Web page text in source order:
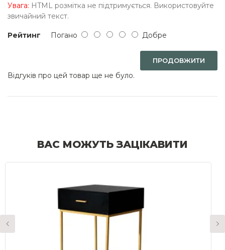
Увага: HTML розмітка не підтримується. Використовуйте
звичайний текст.
Рейтинг Погано Добре
ПРОДОВЖИТИ
Відгуків про цей товар ще не було.
ВАС МОЖУТЬ ЗАЦІКАВИТИ